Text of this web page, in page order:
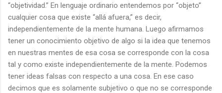
“objetividad.” En lenguaje ordinario entendemos por “objeto”
cualquier cosa que existe “allá afuera,” es decir,
independientemente de la mente humana. Luego afirmamos
tener un conocimiento objetivo de algo si la idea que tenemos
en nuestras mentes de esa cosa se corresponde con la cosa
tal y como existe independientemente de la mente. Podemos
tener ideas falsas con respecto a una cosa. En ese caso
decimos que es solamente subjetivo o que no se corresponde